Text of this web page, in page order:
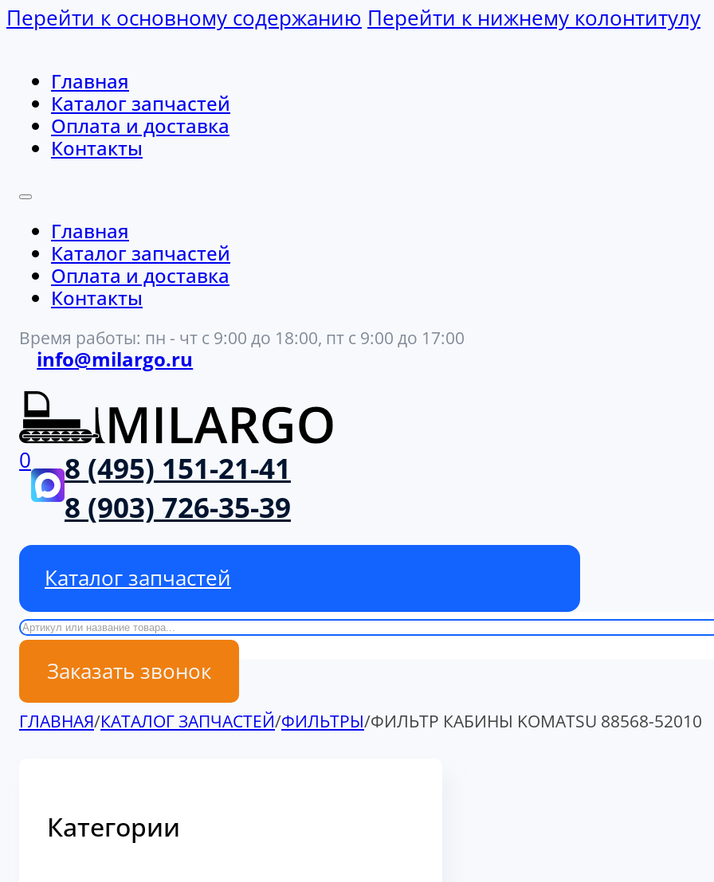
Перейти к основному содержанию Перейти к нижнему колонтитулу
Главная
Каталог запчастей
Оплата и доставка
Контакты
Главная
Каталог запчастей
Оплата и доставка
Контакты
Время работы: пн - чт с 9:00 до 18:00, пт с 9:00 до 17:00
info@milargo.ru
0
8 (495) 151-21-41
8 (903) 726-35-39
Каталог запчастей
Поиск
Заказать звонок
ГЛАВНАЯ/КАТАЛОГ ЗАПЧАСТЕЙ/ФИЛЬТРЫ/ФИЛЬТР КАБИНЫ KOMATSU 88568-52010
Категории